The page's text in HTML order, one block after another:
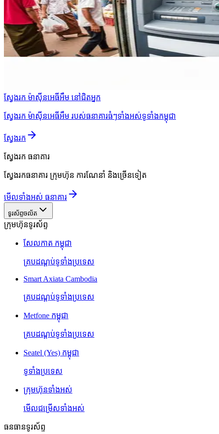
ស្វែងរក ម៉ាស៊ីនអេធីអឹម នៅជិតអ្នក
ស្វែងរក ម៉ាស៊ីនអេធីអឹម របស់ធនាគារធំៗទាំងអស់ទូទាំងកម្ពុជា
ស្វែងរក
ស្វែងរក ធនាគារ
ស្វែងរកធនាគារ ក្រុមហ៊ុន ការណែនាំ និងច្រើនទៀត
មើលទាំងអស់ ធនាគារ
ទូរស័ព្ទចល័ត
ក្រុមហ៊ុនទូរស័ព្ទ
សែលកាត កម្ពុជា
គ្របដណ្តប់ទូទាំងប្រទេស
Smart Axiata Cambodia
គ្របដណ្តប់ទូទាំងប្រទេស
Metfone កម្ពុជា
គ្របដណ្តប់ទូទាំងប្រទេស
Seatel (Yes) កម្ពុជា
ទូទាំងប្រទេស
ក្រុមហ៊ុនទាំងអស់
មើលជម្រើសទាំងអស់
ធនធានទូរស័ព្ទ